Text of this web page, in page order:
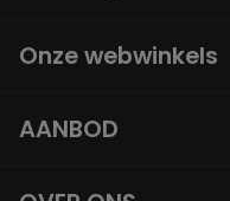
Onze webwinkels
AANBOD